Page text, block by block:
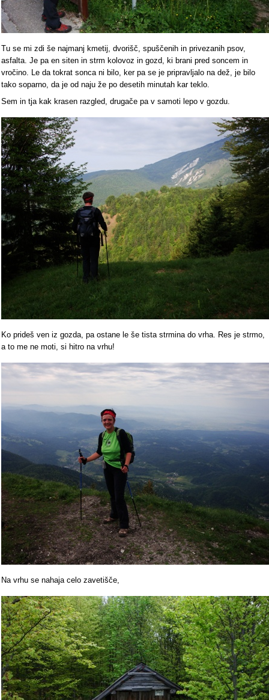
Tu se mi zdi še najmanj kmetij, dvorišč, spuščenih in privezanih psov,
asfalta. Je pa en siten in strm kolovoz in gozd, ki brani pred soncem in
vročino. Le da tokrat sonca ni bilo, ker pa se je pripravljalo na dež, je bilo
tako soparno, da je od naju že po desetih minutah kar teklo.
Sem in tja kak krasen razgled, drugače pa v samoti lepo v gozdu.
Ko prideš ven iz gozda, pa ostane le še tista strmina do vrha. Res je strmo,
a to me ne moti, si hitro na vrhu!
Na vrhu se nahaja celo zavetišče,